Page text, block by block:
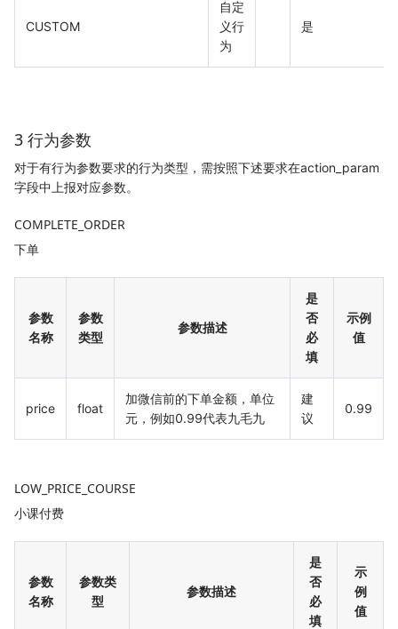
CUSTOM
自定
义行
为
是
3 行为参数
对于有行为参数要求的行为类型，需按照下述要求在action_param
字段中上报对应参数。
COMPLETE_ORDER
下单
参数
名称
参数
类型
参数描述
是
否
必
填
示例
值
price float
加微信前的下单金额，单位
元，例如0.99代表九毛九
建
议
0.99
LOW_PRICE_COURSE
小课付费
参数
名称
参数类
型
参数描述
是
否
必
填
示
例
值